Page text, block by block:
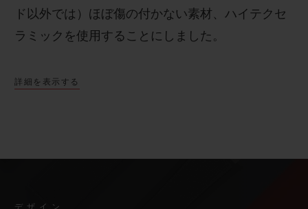
ド以外では）ほぼ傷の付かない素材、ハイテクセ
ラミックを使用することにしました。
詳細を表示する
デザイン